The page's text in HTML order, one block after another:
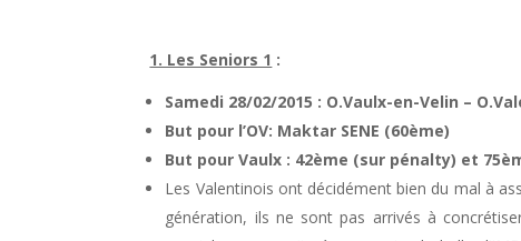
1. Les Seniors 1 :
Samedi 28/02/2015 : O.Vaulx-en-Velin –
But pour l’OV: Maktar SENE (60ème)
But pour Vaulx : 42ème (sur pénalty) et
Les Valentinois ont décidément bien du mal à
génération, ils ne sont pas arrivés à